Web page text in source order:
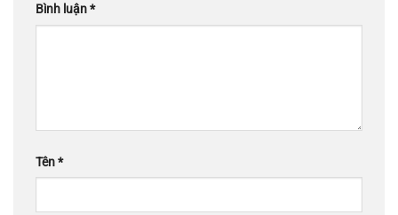
Bình luận*
Tên*